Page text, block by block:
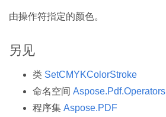
由操作符指定的颜色。
另见
类 SetCMYKColorStroke
命名空间 Aspose.Pdf.Operators
程序集 Aspose.PDF